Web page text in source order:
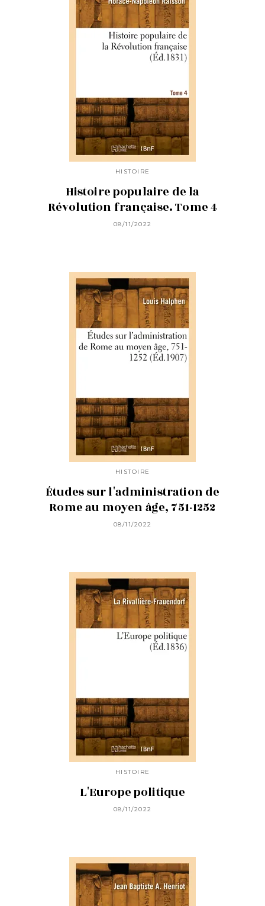
HISTOIRE
Histoire populaire de la
Révolution française. Tome 4
08/11/2022
HISTOIRE
Études sur l'administration de
Rome au moyen âge, 751-1252
08/11/2022
HISTOIRE
L'Europe politique
08/11/2022